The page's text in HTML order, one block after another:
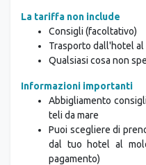
La tariffa non include
Consigli (facoltativo)
Trasporto dall'hotel al
Qualsiasi cosa non
Informazioni importanti
Abbigliamento
teli da mare
Puoi scegliere di
dal tuo hotel al
pagamento)